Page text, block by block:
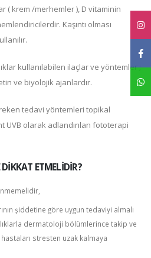
( krem /merhemler ), D vitaminin
Kaşıntı olması
kullanılabilen ilaçlar ve yöntemler ;
ve biyolojik ajanlardır.
tedavi yöntemleri topikal
UVB olarak adlandırılan fototerapi
DIKKAT ETMELIDIR?
şiddetine göre uygun tedaviyi almalı
dermatoloji bölümlerince takip ve
stresten uzak kalmaya